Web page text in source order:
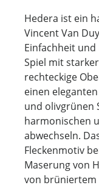
Hedera ist ein
Vincent Van
Einfachheit
Spiel mit
rechteckige
einen
und olivgrünen
harmonischen
abwechseln.
Fleckenmotiv
Maserung von
von brüniertem